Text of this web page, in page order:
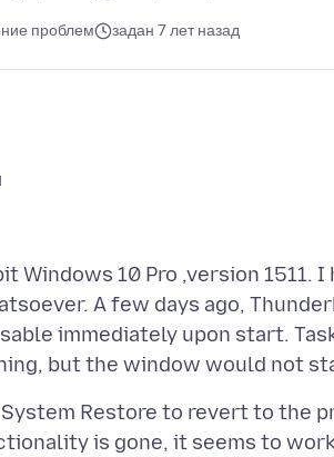
проблем задан 7 лет назад
Windows 10 Pro ,version 1511.
A few days ago,
immediately upon start.
Restore to revert to the